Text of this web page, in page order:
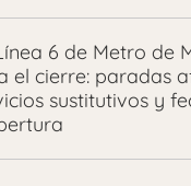
6 de Metro de
el cierre: paradas
sustitutivos y